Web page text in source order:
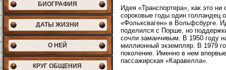
БИОГРАФИЯ
ДАТЫ ЖИЗНИ
О НЕЙ
КРУГ ОБЩЕНИЯ
Идея «Транспортера», как это
сороковые годы один голландец
«Фольксваген» в Вольфсбурге.
поделился с Порше, но
сочли заманчивым. В 1950 году
миллионный экземпляр. В 1979
поколение. Именно в нем
пассажирская «Каравелла».